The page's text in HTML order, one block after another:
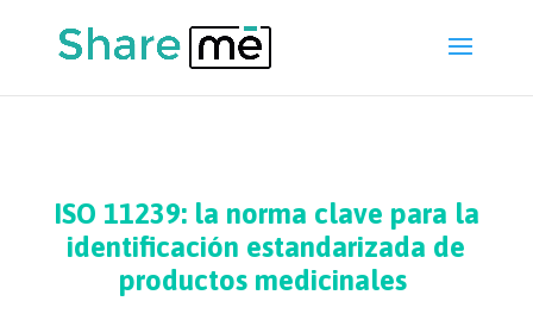
ISO 11239: la norma clave para la
identificación estandarizada de
productos medicinales